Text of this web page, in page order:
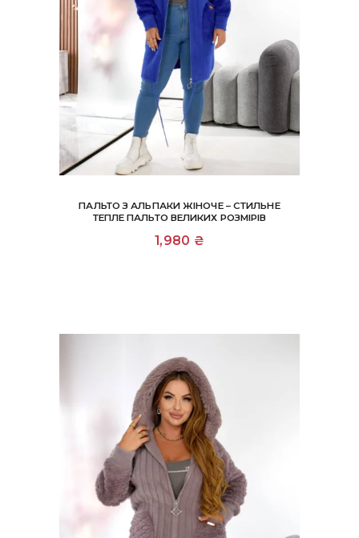
ПАЛЬТО З АЛЬПАКИ ЖІНОЧЕ – СТИЛЬНЕ
ТЕПЛЕ ПАЛЬТО ВЕЛИКИХ РОЗМІРІВ
1,980 ₴